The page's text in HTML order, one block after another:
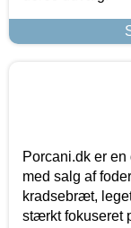
Porcani.dk er
med salg af
kradsebræt,
stærkt fokuseret